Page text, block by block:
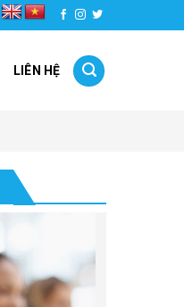
LIÊN HỆ